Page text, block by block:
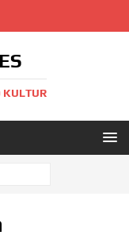
KULTUR